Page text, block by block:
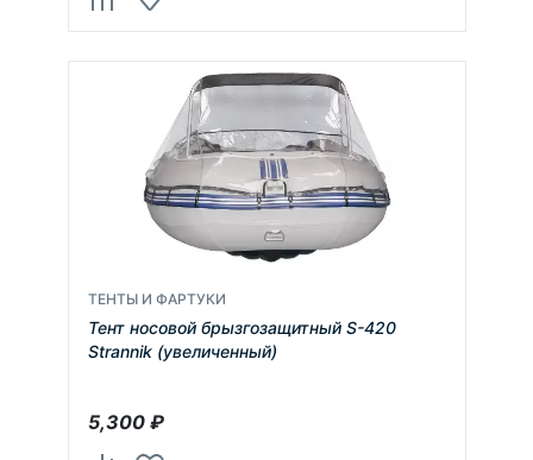
ТЕНТЫ И ФАРТУКИ
Тент носовой брызгозащитный S-420
Strannik (увеличенный)
5,300₽